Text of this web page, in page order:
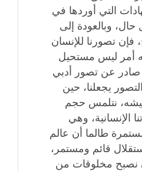
التي أوردها في
وبالعودة إلى
فإن تصورنا للإنسان
أمر ليس مستحيل
صادر عن تصور أدبي
يجعلنا، حين
نتلمس حجم
الإنسانية، وهي
طالما أن عالم
قائم ومستمر،
نصبح مخلوقات من